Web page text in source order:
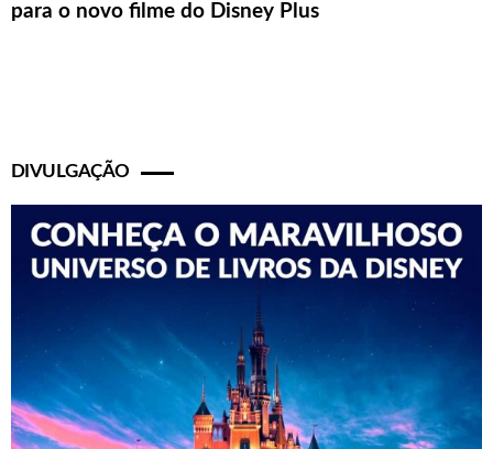
para o novo filme do Disney Plus
DIVULGAÇÃO